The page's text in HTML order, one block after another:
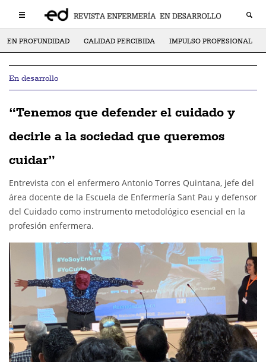
EN PROFUNDIDAD CALIDAD PERCIBIDA IMPULSO PROFESIONAL
En desarrollo
“Tenemos que defender el cuidado y
decirle a la sociedad que queremos
cuidar”
Entrevista con el enfermero Antonio Torres Quintana, jefe del
área docente de la Escuela de Enfermería Sant Pau y defensor
del Cuidado como instrumento metodológico esencial en la
profesión enfermera.